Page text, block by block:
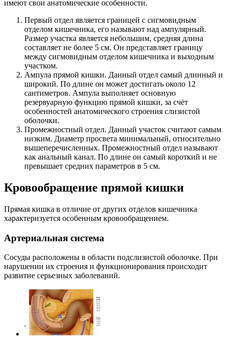
имеют свои анатомические особенности.
Первый отдел является границей с сигмовидным
отделом кишечника, его называют над ампулярный.
Размер участка является небольшим, средняя длина
составляет не более 5 см. Он представляет границу
между сигмовидным отделом кишечника и выходным
участком.
Ампула прямой кишки. Данный отдел самый длинный и
широкий. По длине он может достигать около 12
сантиметров. Ампула выполняет основную
резервуарную функцию прямой кишки, за счёт
особенностей анатомического строения слизистой
оболочки.
Промежностный отдел. Данный участок считают самым
низким. Диаметр просвета минимальный, относительно
вышеперечисленных. Промежностный отдел называют
как анальный канал. По длине он самый короткий и не
превышает средних параметров в 5 см.
Кровообращение прямой кишки
Прямая кишка в отличие от других отделов кишечника
характеризуется особенным кровообращением.
Артериальная система
Сосуды расположены в области подслизистой оболочке. При
нарушении их строения и функционирования происходит
развитие серьезных заболеваний.